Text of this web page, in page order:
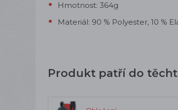
Hmotnost: 364g
Materiál: 90 % Polyester, 10 %
Produkt patří do